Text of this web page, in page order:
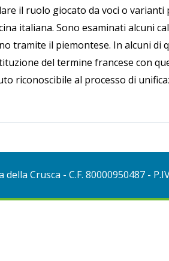
il ruolo giocato da voci o
italiana. Sono esaminati alcuni
tramite il piemontese. In alcuni di
del termine francese con
riconoscibile al processo di
della Crusca - C.F. 80000950487 -